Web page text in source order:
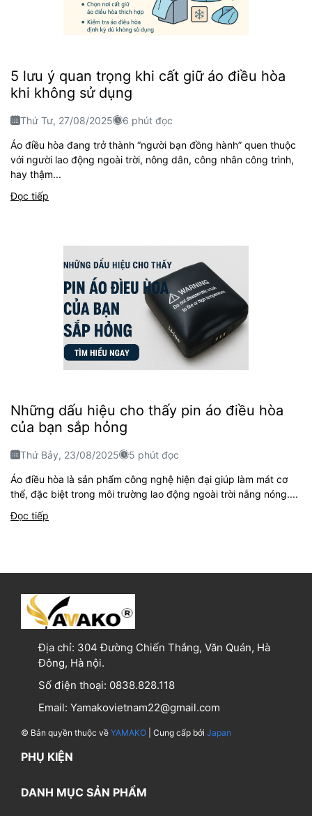
5 lưu ý quan trọng khi cất giữ áo điều hòa
khi không sử dụng
Thứ Tư, 27/08/2025 6 phút đọc
Áo điều hòa đang trở thành “người bạn đồng hành” quen thuộc
với người lao động ngoài trời, nông dân, công nhân công trình,
hay thậm...
Đọc tiếp
Những dấu hiệu cho thấy pin áo điều hòa
của bạn sắp hỏng
Thứ Bảy, 23/08/2025 5 phút đọc
Áo điều hòa là sản phẩm công nghệ hiện đại giúp làm mát cơ
thể, đặc biệt trong môi trường lao động ngoài trời nắng nóng....
Đọc tiếp
Địa chỉ: 304 Đường Chiến Thắng, Văn Quán, Hà
Đông, Hà nội.
Số điện thoại: 0838.828.118
Email: Yamakovietnam22@gmail.com
© Bản quyền thuộc về YAMAKO | Cung cấp bởi Japan
PHỤ KIỆN
DANH MỤC SẢN PHẨM